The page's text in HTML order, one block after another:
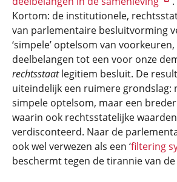
Kortom: de institutionele,
van parlementaire besluitvorming
‘simpele’ optelsom van
deelbelangen tot een voor onze
rechtsstaatlegitiem besluit. De
uiteindelijk een ruimere grondslag:
simpele optelsom, maar een
waarin ook rechtsstatelijke
verdisconteerd. Naar de
ook wel verwezen als een ‘filtering
beschermt tegen de tirannie van